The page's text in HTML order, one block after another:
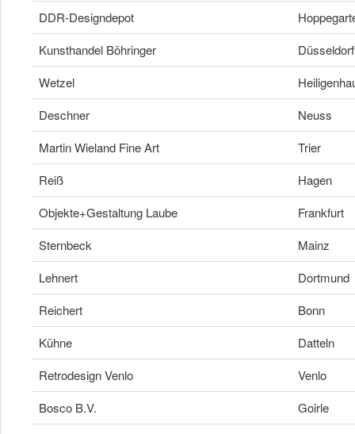
DDR-Designdepot
Kunsthandel Böhringer
Düsseldorf
Wetzel
Deschner
Neuss
Martin Wieland Fine Art
Trier
Reiß
Hagen
Objekte+Gestaltung Laube
Frankfurt
Sternbeck
Mainz
Lehnert
Dortmund
Reichert
Bonn
Kühne
Datteln
Retrodesign Venlo
Venlo
Bosco B.V.
Goirle